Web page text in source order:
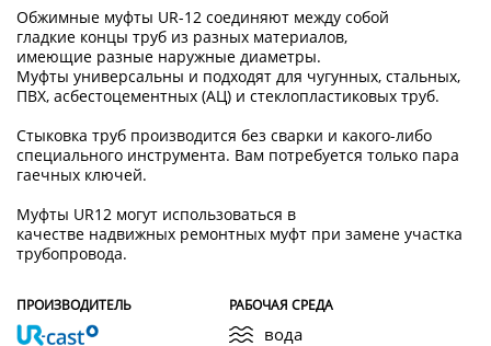
Обжимные муфты UR-12 соединяют между собой
гладкие концы труб из разных материалов,
имеющие разные наружные диаметры.
Муфты универсальны и подходят для чугунных, стальных,
ПВХ, асбестоцементных (АЦ) и стеклопластиковых труб.
Стыковка труб производится без сварки и какого-либо
специального инструмента. Вам потребуется только пара
гаечных ключей.
Муфты UR12 могут использоваться в
качестве надвижных ремонтных муфт при замене участка
трубопровода.
ПРОИЗВОДИТЕЛЬ РАБОЧАЯ СРЕДА
вода